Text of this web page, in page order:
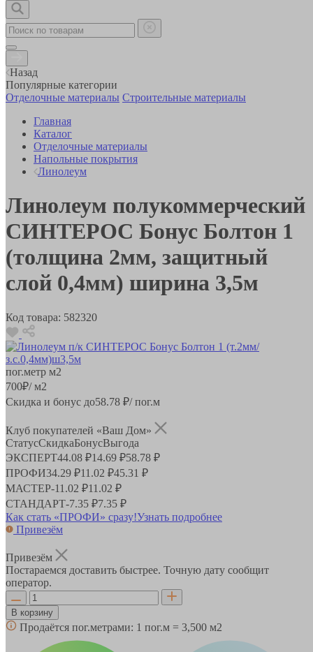
Назад
Популярные категории
Отделочные материалы Строительные материалы
Главная
Каталог
Отделочные материалы
Напольные покрытия
Линолеум
Линолеум полукоммерческий
СИНТЕРОС Бонус Болтон 1
(толщина 2мм, защитный
слой 0,4мм) ширина 3,5м
Код товара: 582320
пог.метр м2
700₽/ м2
Скидка и бонус до58.78 ₽/ пог.м
Клуб покупателей «Ваш Дом»
СтатусСкидкаБонусВыгода
ЭКСПЕРТ44.08 ₽14.69 ₽58.78 ₽
ПРОФИ34.29 ₽11.02 ₽45.31 ₽
МАСТЕР-11.02 ₽11.02 ₽
СТАНДАРТ-7.35 ₽7.35 ₽
Как стать «ПРОФИ» сразу!Узнать подробнее
Привезём
Привезём
Постараемся доставить быстрее. Точную дату сообщит
оператор.
В корзину
Продаётся пог.метрами: 1 пог.м = 3,500 м2